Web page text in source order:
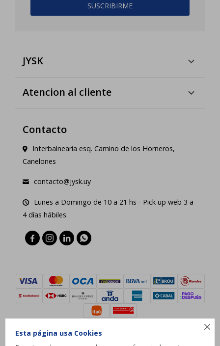

Esta página usa Cookies
SUSCRIBIRME
JYSK
Atencion al cliente
Contacto
Interbalnearia esq. Camino de los Horneros,
Canelones
contacto@jysk.uy
Lunes a Domingo de 10 a 21 hs - Pick up web 3 a
4 días hábiles.
   